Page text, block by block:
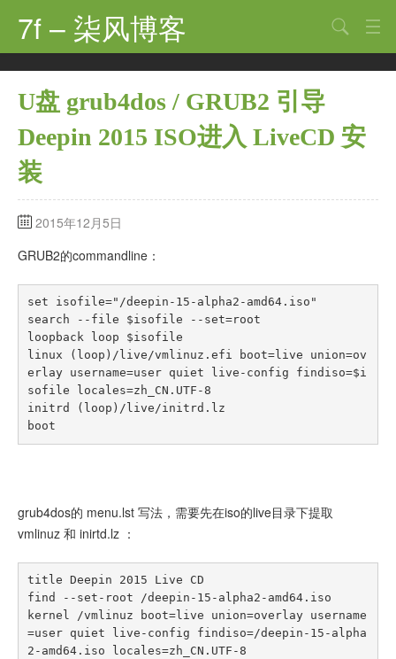
7f – 柒风博客
首页
软件·技术
手机·数码
科技·探索
观点·讨论
其他
娱乐
关于
搜索
U盘 grub4dos / GRUB2 引导
Deepin 2015 ISO进入 LiveCD 安
装
2015年12月5日
GRUB2的commandline：
set isofile="/deepin-15-alpha2-amd64.iso"
search --file $isofile --set=root
loopback loop $isofile
linux (loop)/live/vmlinuz.efi boot=live union=ov
erlay username=user quiet live-config findiso=$i
sofile locales=zh_CN.UTF-8
initrd (loop)/live/initrd.lz
boot
grub4dos的 menu.lst 写法，需要先在iso的live目录下提取
vmlinuz 和 inirtd.lz ：
title Deepin 2015 Live CD
find --set-root /deepin-15-alpha2-amd64.iso
kernel /vmlinuz boot=live union=overlay username
=user quiet live-config findiso=/deepin-15-alpha
2-amd64.iso locales=zh_CN.UTF-8